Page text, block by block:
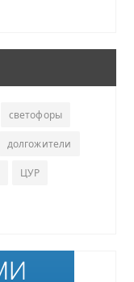
светофоры
долгожители
ЦУР